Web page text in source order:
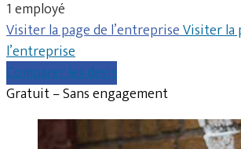
1 employé
Visiter la page de l’entrepriseVisiter la
l’entreprise
Comparer les devis
Gratuit – Sans engagement